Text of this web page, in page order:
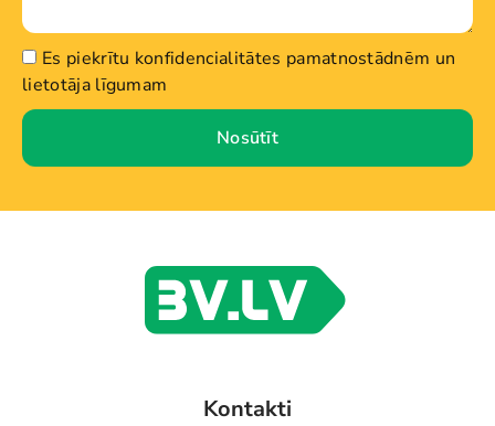
Es piekrītu konfidencialitātes pamatnostādnēm un
lietotāja līgumam
Nosūtīt
Kontakti